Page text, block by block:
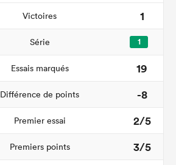
Victoires 1
Série 1
Essais marqués
19
Différence de points
-8
Premier essai
2/5
Premiers points
3/5